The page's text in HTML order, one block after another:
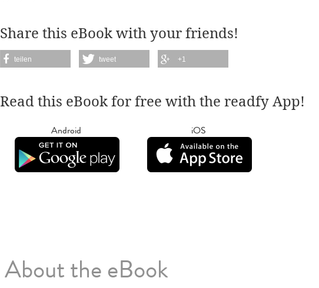
Share this eBook with your friends!
teilen tweet +1
Read this eBook for free with the readfy App!
Android iOS
About the eBook